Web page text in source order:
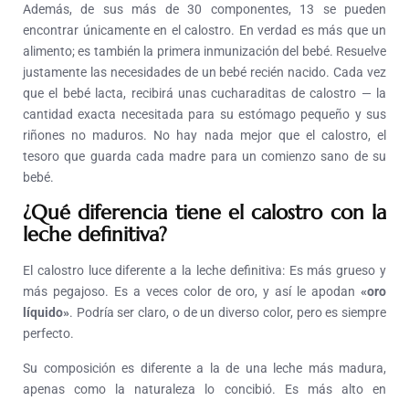
Además, de sus más de 30 componentes, 13 se pueden
encontrar únicamente en el calostro. En verdad es más que un
alimento; es también la primera inmunización del bebé. Resuelve
justamente las necesidades de un bebé recién nacido. Cada vez
que el bebé lacta, recibirá unas cucharaditas de calostro — la
cantidad exacta necesitada para su estómago pequeño y sus
riñones no maduros. No hay nada mejor que el calostro, el
tesoro que guarda cada madre para un comienzo sano de su
bebé.
¿Qué diferencia tiene el calostro con la
leche definitiva?
El calostro luce diferente a la leche definitiva: Es más grueso y
más pegajoso. Es a veces color de oro, y así le apodan «oro
líquido». Podría ser claro, o de un diverso color, pero es siempre
perfecto.
Su composición es diferente a la de una leche más madura,
apenas como la naturaleza lo concibió. Es más alto en